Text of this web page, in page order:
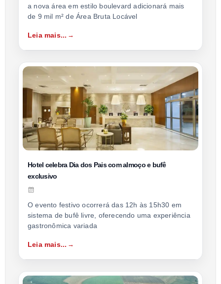
a nova área em estilo boulevard adicionará mais
de 9 mil m² de Área Bruta Locável
Leia mais...
Hotel celebra Dia dos Pais com almoço e bufê
exclusivo
O evento festivo ocorrerá das 12h às 15h30 em
sistema de bufê livre, oferecendo uma experiência
gastronômica variada
Leia mais...